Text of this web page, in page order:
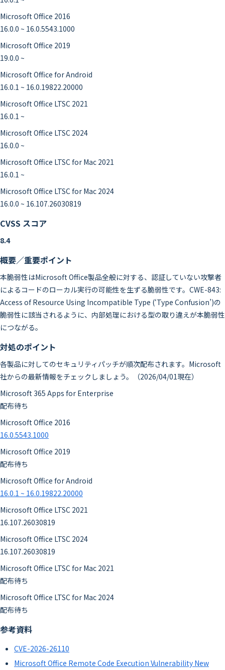
Microsoft Office 2016
16.0.0 ~ 16.0.5543.1000
Microsoft Office 2019
19.0.0 ~
Microsoft Office for Android
16.0.1 ~ 16.0.19822.20000
Microsoft Office LTSC 2021
16.0.1 ~
Microsoft Office LTSC 2024
16.0.0 ~
Microsoft Office LTSC for Mac 2021
16.0.1 ~
Microsoft Office LTSC for Mac 2024
16.0.0 ~ 16.107.26030819
CVSS スコア
8.4
概要／重要ポイント
本脆弱性はMicrosoft Office製品全般に対する、認証していない攻撃者
によるコードのローカル実行の可能性を生ずる脆弱性です。CWE-843:
Access of Resource Using Incompatible Type (‘Type Confusion’)の
脆弱性に該当されるように、内部処理における型の取り違えが本脆弱性
につながる。
対処のポイント
各製品に対してのセキュリティパッチが順次配布されます。Microsoft
社からの最新情報をチェックしましょう。（2026/04/01現在）
Microsoft 365 Apps for Enterprise
配布待ち
Microsoft Office 2016
16.0.5543.1000
Microsoft Office 2019
配布待ち
Microsoft Office for Android
16.0.1 ~ 16.0.19822.20000
Microsoft Office LTSC 2021
16.107.26030819
Microsoft Office LTSC 2024
16.107.26030819
Microsoft Office LTSC for Mac 2021
配布待ち
Microsoft Office LTSC for Mac 2024
配布待ち
参考資料
CVE-2026-26110
Microsoft Office Remote Code Execution Vulnerability New